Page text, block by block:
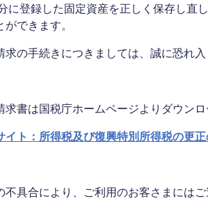
に登録した固定資産を正しく保存し直
できます。
求の手続きにつきましては、誠に恐れ
求書は国税庁ホームページよりダウンロ
イト：所得税及び復興特別所得税の更
不具合により、ご利用のお客さまには